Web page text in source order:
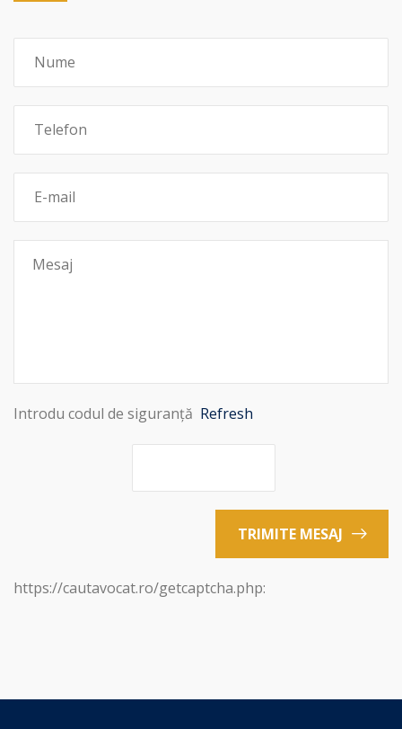
Introdu codul de siguranță Refresh
TRIMITE MESAJ
https://cautavocat.ro/getcaptcha.php: